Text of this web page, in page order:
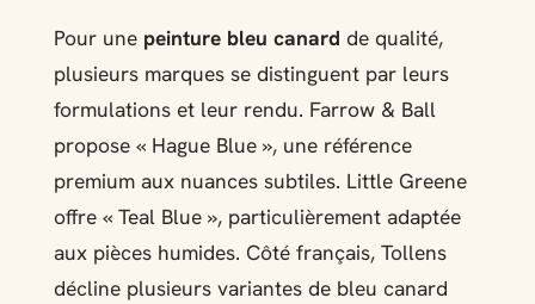
Pour une peinture bleu canard de qualité,
plusieurs marques se distinguent par leurs
formulations et leur rendu. Farrow & Ball
propose « Hague Blue », une référence
premium aux nuances subtiles. Little Greene
offre « Teal Blue », particulièrement adaptée
aux pièces humides. Côté français, Tollens
décline plusieurs variantes de bleu canard